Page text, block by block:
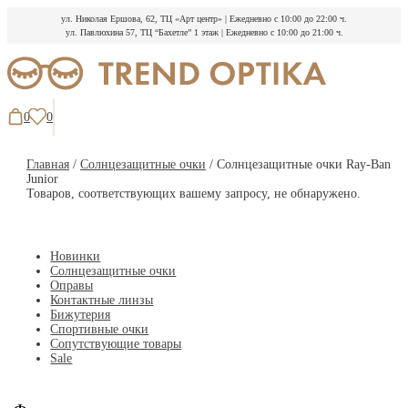
ул. Николая Ершова, 62, ТЦ «Арт центр» | Ежедневно с 10:00 до 22:00 ч.
ул. Павлюхина 57, ТЦ “Бахетле” 1 этаж | Ежедневно с 10:00 до 21:00 ч.
к
содержимому
0 0
Новинки
Солнцезащитные очки
Оправы
Контактные линзы
Бижутерия
Спортивные очки
Сопутствующие товары
Sale
Главная /Солнцезащитные очки / Солнцезащитные очки Ray-Ban
Junior
Товаров, соответствующих вашему запросу, не обнаружено.